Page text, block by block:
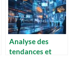
des
professionnels de
la bourse
Analyse des
tendances et